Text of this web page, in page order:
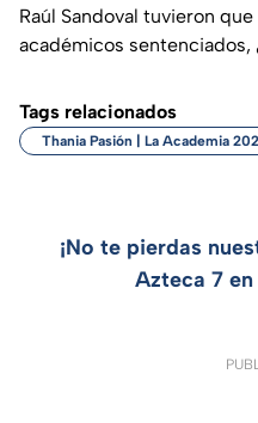
Raúl Sandoval tuvieron
académicos sentenciados,
Tags relacionados
Thania Pasión | La Academia
¡No te pierdas
Azteca 7